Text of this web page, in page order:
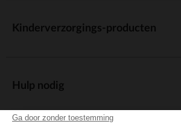
Ga door zonder toestemming
Kinderverzorgings-producten
Hulp nodig